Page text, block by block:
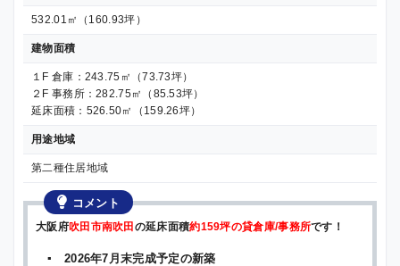
532.01㎡（160.93坪）
建物面積
１F 倉庫：243.75㎡（73.73坪）
２F 事務所：282.75㎡（85.53坪）
延床面積：526.50㎡（159.26坪）
用途地域
第二種住居地域
コメント
大阪府吹田市南吹田の延床面積約159坪の貸倉庫/事務所です！
▪ 2026年7月末完成予定の新築